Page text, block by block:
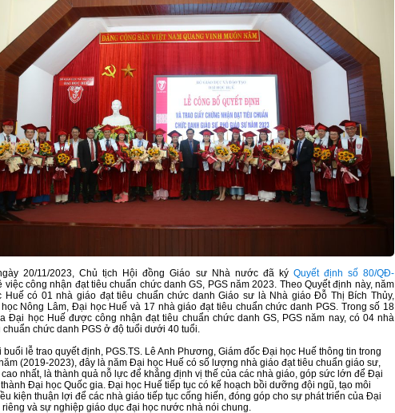
20/11/2023, Chủ tịch Hội đồng Giáo sư Nhà nước đã ký Quyết định số 80/QĐ-
việc công nhận đạt tiêu chuẩn chức danh GS, PGS năm 2023. Theo Quyết định này, năm
Huế có 01 nhà giáo đạt tiêu chuẩn chức danh Giáo sư là Nhà giáo Đỗ Thị Bích Thủy,
Nông Lâm, Đại học Huế và 17 nhà giáo đạt tiêu chuẩn chức danh PGS. Trong số 18
Đại học Huế được công nhận đạt tiêu chuẩn chức danh GS, PGS năm nay, có 04 nhà
chuẩn chức danh PGS ở độ tuổi dưới 40 tuổi.
buổi lễ trao quyết định, PGS.TS. Lê Anh Phương, Giám đốc Đại học Huế thông tin trong
(2019-2023), đây là năm Đại học Huế có số lượng nhà giáo đạt tiêu chuẩn giáo sư,
nhất, là thành quả nỗ lực để khẳng định vị thế của các nhà giáo, góp sức lớn để Đại
Đại học Quốc gia. Đại học Huế tiếp tục có kế hoạch bồi dưỡng đội ngũ, tạo môi
kiện thuận lợi để các nhà giáo tiếp tục cống hiến, đóng góp cho sự phát triển của Đại
riêng và sự nghiệp giáo dục đại học nước nhà nói chung.